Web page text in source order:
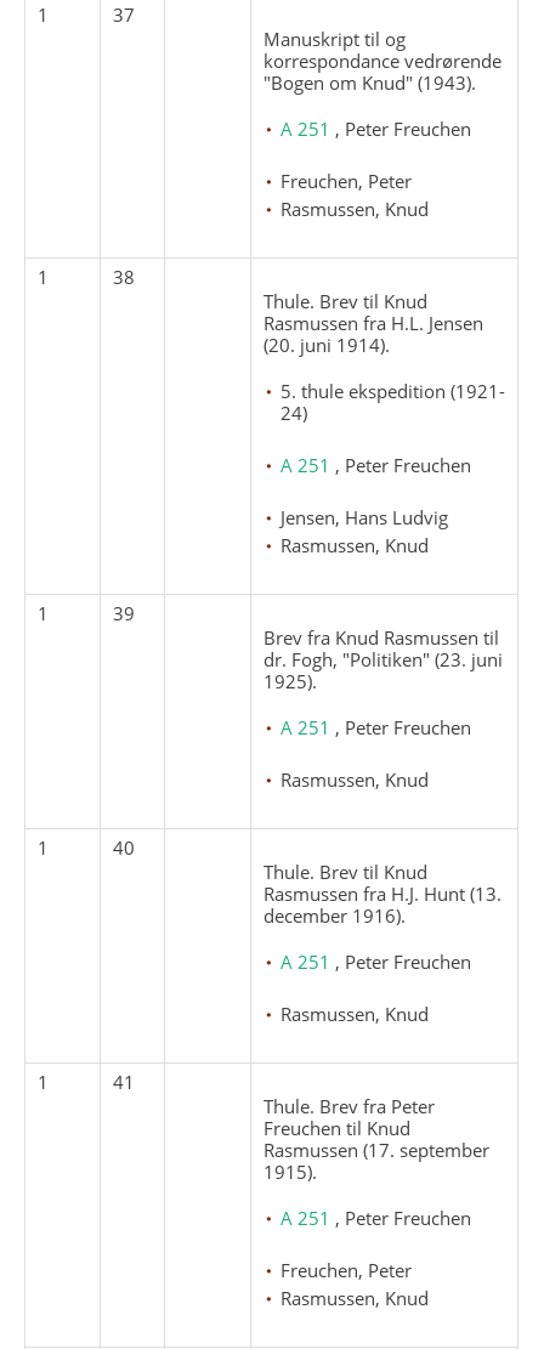
1
37
Manuskript til og
korrespondance vedrørende
"Bogen om Knud" (1943).
A 251 , Peter Freuchen
Freuchen, Peter
Rasmussen, Knud
1
38
Thule. Brev til Knud
Rasmussen fra H.L. Jensen
(20. juni 1914).
5. thule ekspedition (1921-
24)
A 251 , Peter Freuchen
Jensen, Hans Ludvig
Rasmussen, Knud
1
39
Brev fra Knud Rasmussen til
dr. Fogh, "Politiken" (23. juni
1925).
A 251 , Peter Freuchen
Rasmussen, Knud
1
40
Thule. Brev til Knud
Rasmussen fra H.J. Hunt (13.
december 1916).
A 251 , Peter Freuchen
Rasmussen, Knud
1
41
Thule. Brev fra Peter
Freuchen til Knud
Rasmussen (17. september
1915).
A 251 , Peter Freuchen
Freuchen, Peter
Rasmussen, Knud